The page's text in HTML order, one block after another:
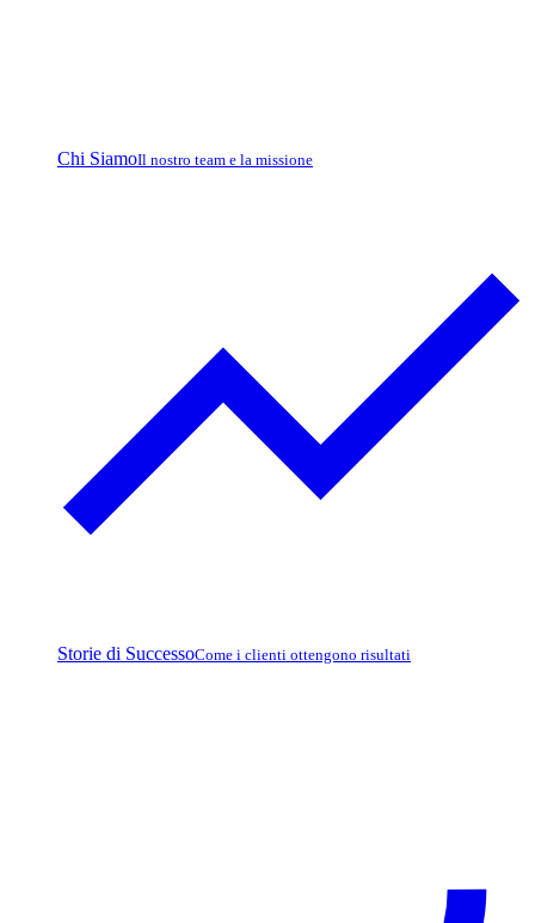
Chi SiamoIl nostro team e la missione
Storie di SuccessoCome i clienti ottengono risultati